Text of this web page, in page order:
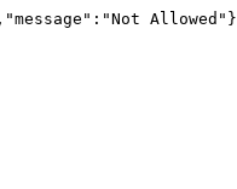
Allowed"}